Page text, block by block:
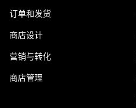
订单和发货
商店设计
营销与转化
商店管理